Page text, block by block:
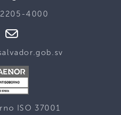
4000
ISO 37001